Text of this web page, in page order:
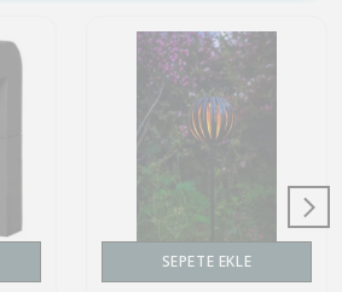
SEPETE EKLE